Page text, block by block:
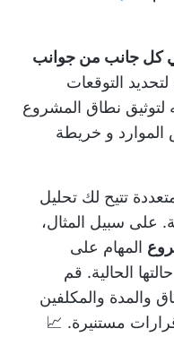
كل جانب من جوانب
لتحديد التوقعات
نطاق المشروع
و خريطة
تتيح لك تحليل
على سبيل المثال،
المهام على
الحالية. قم
والمدة والمكلفين
مستنيرة. 📈